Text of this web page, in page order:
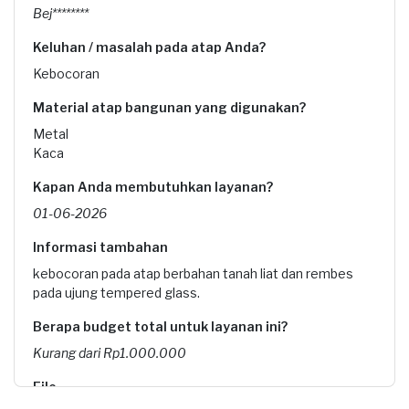
Bej********
Keluhan / masalah pada atap Anda?
Kebocoran
Material atap bangunan yang digunakan?
Metal
Kaca
Kapan Anda membutuhkan layanan?
01-06-2026
Informasi tambahan
kebocoran pada atap berbahan tanah liat dan rembes
pada ujung tempered glass.
Berapa budget total untuk layanan ini?
Kurang dari Rp1.000.000
File